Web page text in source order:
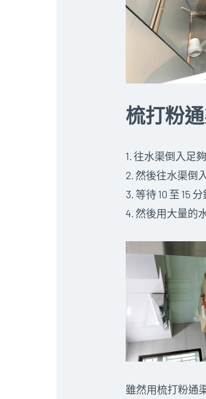
梳打粉
1. 往水渠倒入足
2. 然後往水渠倒
3. 等待 10 至 15
4. 然後用大量的
雖然用梳打粉通